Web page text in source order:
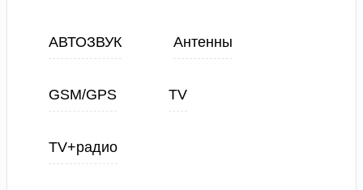
АВТОЗВУК Антенны
GSM/GPS TV
TV+радио